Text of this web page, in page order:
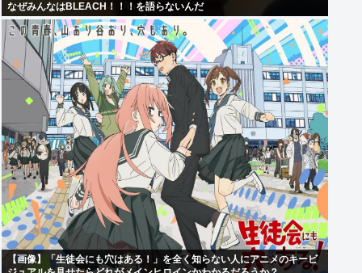
なぜみんなはBLEACH！！！を語らないんだ
【画像】「生徒会にも穴はある！」を全く知らない人にアニメのキービ